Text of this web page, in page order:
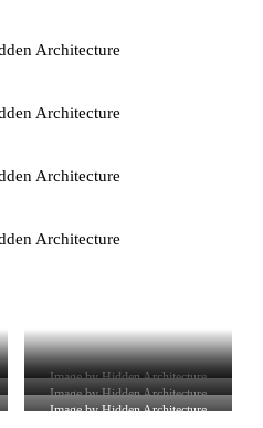
Architecture
Architecture
Architecture
Architecture
Image by Hidden Architecture
Image by Hidden Architecture
Image by Hidden Architecture